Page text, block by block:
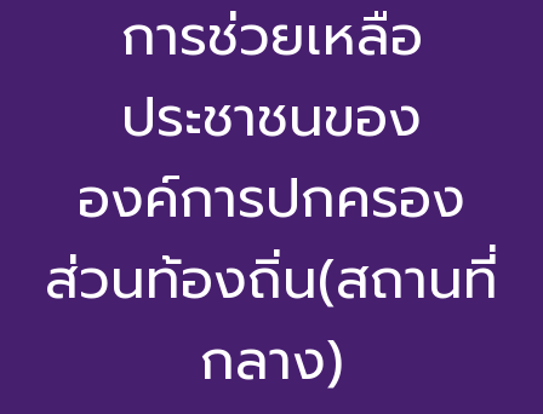
การช่วยเหลือ
ประชาชนของ
องค์การปกครอง
ส่วนท้องถิ่น(สถานที่
กลาง)